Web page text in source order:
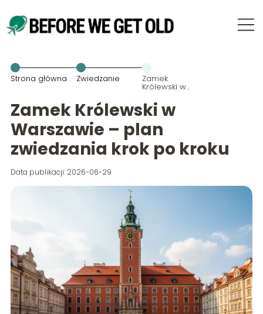
Strona główna Zwiedzanie Zamek
Królewski w
plan
zwiedzania
krok po kroku
Zamek Królewski w
Warszawie – plan
zwiedzania krok po kroku
Data publikacji: 2026-06-29